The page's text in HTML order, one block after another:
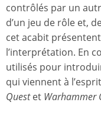
contrôlés par un
d’un jeu de rôle et,
cet acabit
l’interprétation. En
utilisés pour
qui viennent à
Questet Warhammer